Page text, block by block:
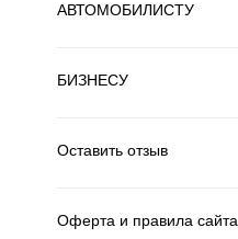
АВТОМОБИЛИСТУ
БИЗНЕСУ
Оставить отзыв
Оферта и правила сайта